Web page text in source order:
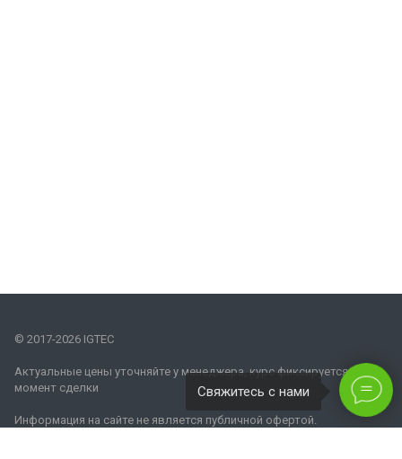
Свяжитесь с нами
© 2017-2026 IGTEC
Актуальные цены уточняйте у менеджера, курс фиксируется на
момент сделки
Информация на сайте не является публичной офертой.